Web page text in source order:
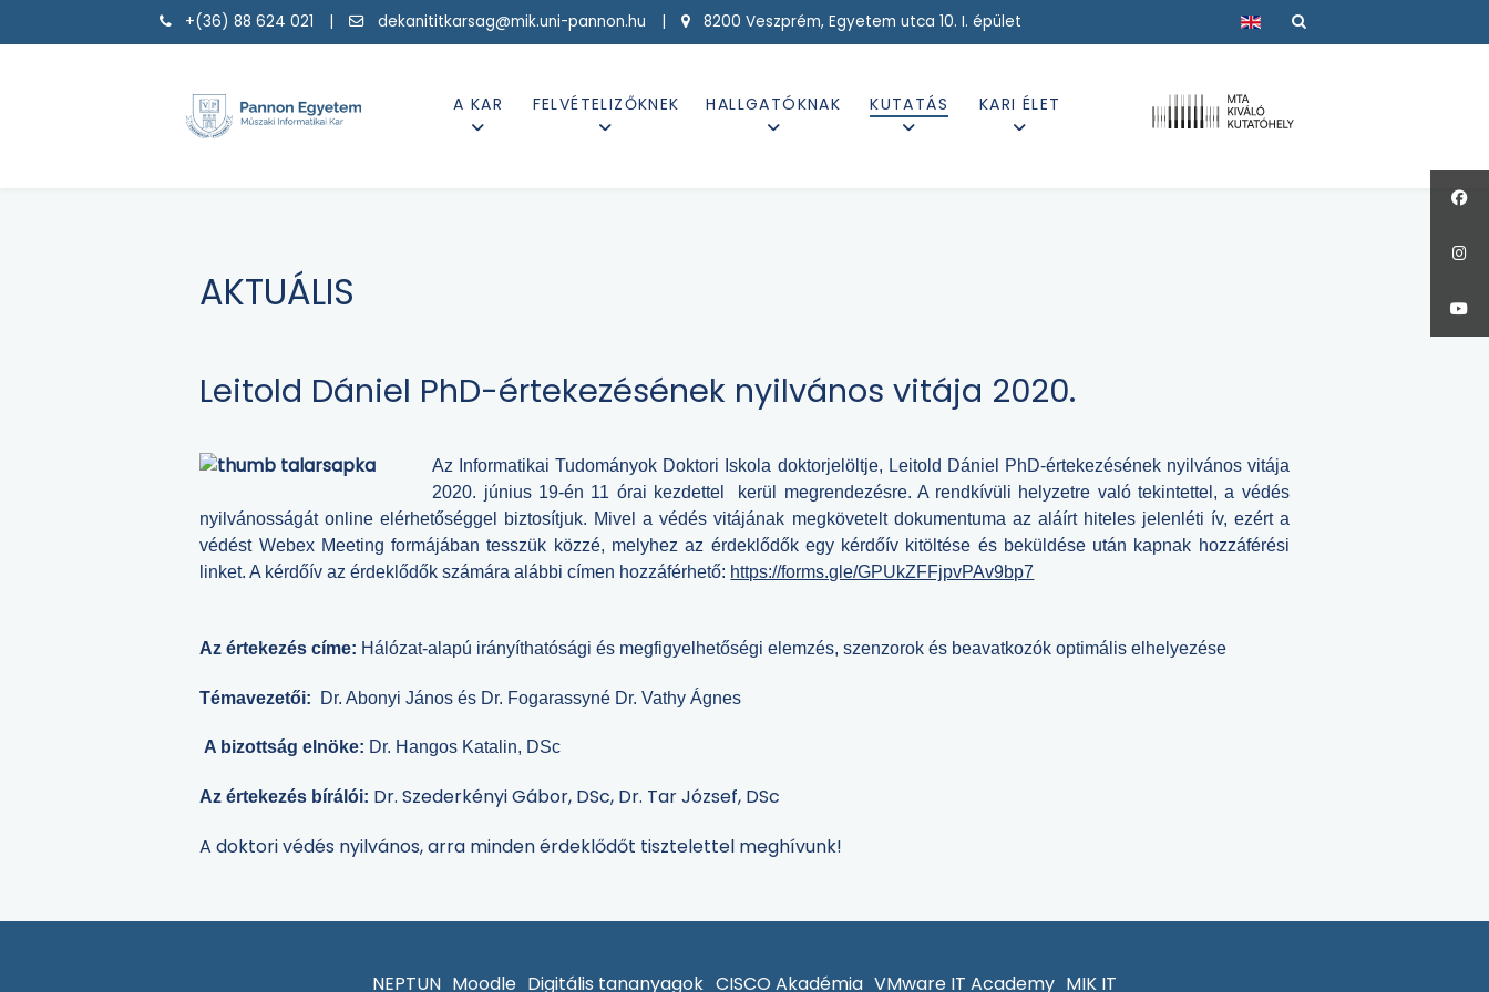
+(36) 88 624 021 | dekanititkarsag@mik.uni-pannon.hu | 8200 Veszprém, Egyetem utca 10. I. épület Válasszon nyelvet
A KAR FELVÉTELIZŐKNEK HALLGATÓKNAK KUTATÁS KARI ÉLET
AKTUÁLIS
Leitold Dániel PhD-értekezésének nyilvános vitája 2020.
Az Informatikai Tudományok Doktori Iskola doktorjelöltje, Leitold Dániel PhD-értekezésének nyilvános vitája
2020. június 19-én 11 órai kezdettel kerül megrendezésre. A rendkívüli helyzetre való tekintettel, a védés
nyilvánosságát online elérhetőséggel biztosítjuk. Mivel a védés vitájának megkövetelt dokumentuma az aláírt hiteles jelenléti ív, ezért a
védést Webex Meeting formájában tesszük közzé, melyhez az érdeklődők egy kérdőív kitöltése és beküldése után kapnak hozzáférési
linket. A kérdőív az érdeklődők számára alábbi címen hozzáférhető: https://forms.gle/GPUkZFFjpvPAv9bp7
Az értekezés címe: Hálózat-alapú irányíthatósági és megfigyelhetőségi elemzés, szenzorok és beavatkozók optimális elhelyezése
Témavezetői: Dr. Abonyi János és Dr. Fogarassyné Dr. Vathy Ágnes
A bizottság elnöke: Dr. Hangos Katalin, DSc
Az értekezés bírálói: Dr. Szederkényi Gábor, DSc, Dr. Tar József, DSc
A doktori védés nyilvános, arra minden érdeklődőt tisztelettel meghívunk!
NEPTUN Moodle Digitális tananyagok CISCO Akadémia VMware IT Academy MIK IT